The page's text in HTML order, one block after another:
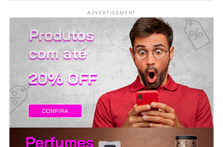
EXPEDIENTE
FINALIZAR COMPRA
HOME
LANÇAMENTOS
ADVERTISEMENT